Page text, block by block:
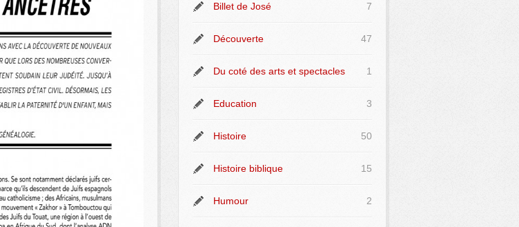
Billet de José 7
Découverte 47
Du coté des arts et spectacles 1
Education 3
Histoire 50
Histoire biblique 15
Humour 2